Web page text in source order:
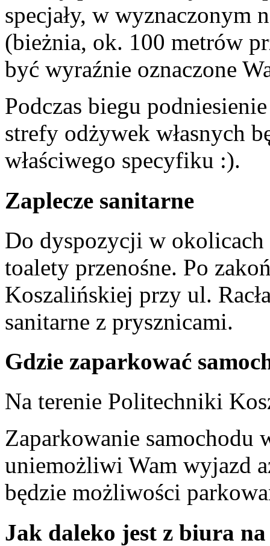
specjały, w wyznaczonym
(bieżnia, ok. 100 metrów
być wyraźnie oznaczone
Podczas biegu
strefy odżywek własnych
właściwego specyfiku :).
Zaplecze sanitarne
Do dyspozycji w okolicach
toalety przenośne. Po
Koszalińskiej przy ul.
sanitarne z prysznicami.
Gdzie zaparkować
Na terenie Politechniki
Zaparkowanie samochodu
uniemożliwi Wam wyjazd
będzie możliwości
Jak daleko jest z biura